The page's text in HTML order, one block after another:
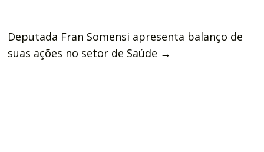
Deputada Fran Somensi apresenta balanço de
suas ações no setor de Saúde →